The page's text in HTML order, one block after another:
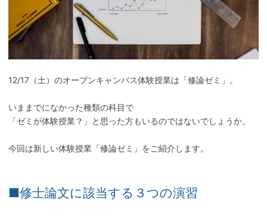
12/17（土）のオープンキャンパス体験授業は「修論ゼミ」。
いままでになかった種類の科目で
「ゼミが体験授業？」と思った方もいるのではないでしょうか。
今回は新しい体験授業「修論ゼミ」をご紹介します。
■修士論文に該当する３つの演習